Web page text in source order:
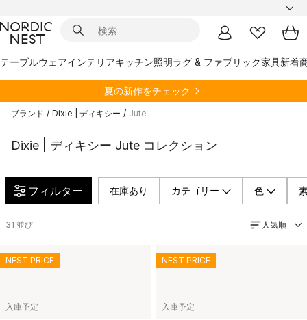
テーブルウェアインテリアキッチン照明ラグ & ファブリック家具新着
夏の新作をチェック
ブランド / Dixie | ディキシー / Jute
Dixie | ディキシー Jute コレクション
フィルター 在庫あり カテゴリー 色
31 並び 人気順
入庫予定
NEST PRICE
入庫予定
NEST PRICE